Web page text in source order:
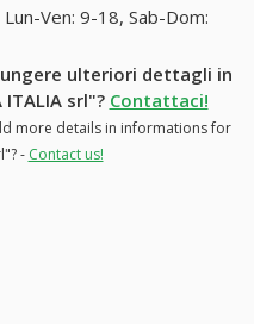
Lun-Ven: 9-18, Sab-Dom:
ulteriori dettagli in
srl"? Contattaci!
more details in informations for
- Contact us!